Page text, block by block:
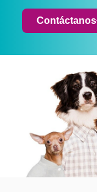
Contáctanos